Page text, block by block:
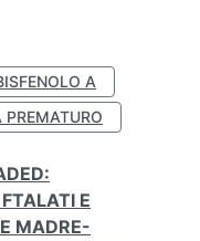
A
PREMATURO
E
MADRE-